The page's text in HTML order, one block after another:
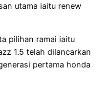
utama iaitu renew
pilihan ramai iaitu
1.5 telah dilancarkan
pertama honda